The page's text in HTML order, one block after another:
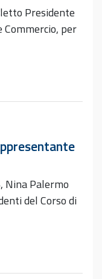
Presidente
Commercio, per
Nina Palermo
del Corso di